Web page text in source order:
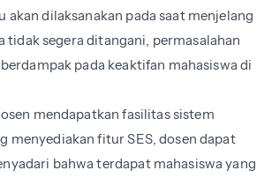
akan dilaksanakan pada saat menjelang
tidak segera ditangani, permasalahan
pada keaktifan mahasiswa di
mendapatkan fasilitas sistem
menyediakan fitur SES, dosen dapat
bahwa terdapat mahasiswa yang